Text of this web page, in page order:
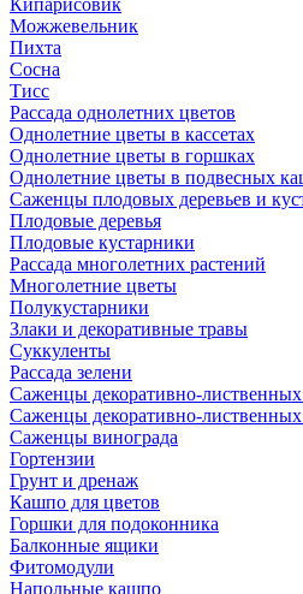
Кипарисовик
Можжевельник
Пихта
Сосна
Тисc
Рассада однолетних цветов
Однолетние цветы в кассетах
Однолетние цветы в горшках
Однолетние цветы в подвесных
Саженцы плодовых деревьев и
Плодовые деревья
Плодовые кустарники
Рассада многолетних растений
Многолетние цветы
Полукустарники
Злаки и декоративные травы
Суккуленты
Рассада зелени
Саженцы декоративно-лиственных
Саженцы декоративно-лиственных
Саженцы винограда
Гортензии
Грунт и дренаж
Кашпо для цветов
Горшки для подоконника
Балконные ящики
Фитомодули
Напольные кашпо